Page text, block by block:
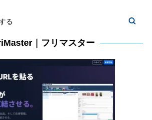
｜フリマスター